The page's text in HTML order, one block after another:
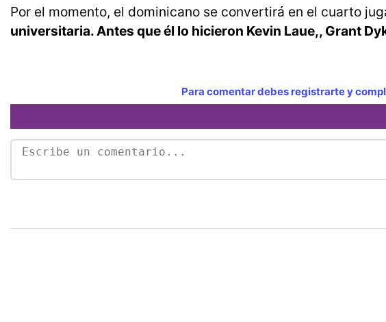
Por el momento, el dominicano se convertirá en el cuarto
universitaria. Antes que él lo hicieron Kevin Laue,, Grant
Para comentar debes registrarte y